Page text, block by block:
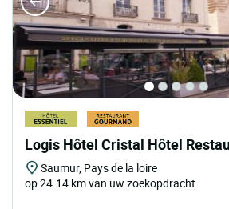
Logis Hôtel Cristal Hôtel
Saumur, Pays de la loire
op 24.14 km van uw zoekopdracht